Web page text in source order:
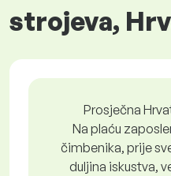
strojeva,
Prosječna
Na plaću
čimbenika, prije
duljina iskustva,